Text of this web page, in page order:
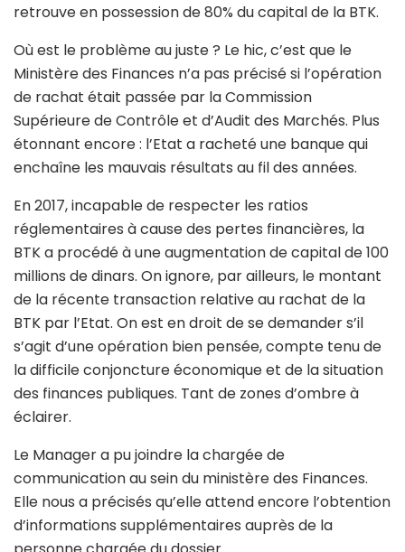
retrouve en possession de 80% du capital de la BTK.
Où est le problème au juste ? Le hic, c’est que le
Ministère des Finances n’a pas précisé si l’opération
de rachat était passée par la Commission
Supérieure de Contrôle et d’Audit des Marchés. Plus
étonnant encore : l’Etat a racheté une banque qui
enchaîne les mauvais résultats au fil des années.
En 2017, incapable de respecter les ratios
réglementaires à cause des pertes financières, la
BTK a procédé à une augmentation de capital de 100
millions de dinars. On ignore, par ailleurs, le montant
de la récente transaction relative au rachat de la
BTK par l’Etat. On est en droit de se demander s’il
s’agit d’une opération bien pensée, compte tenu de
la difficile conjoncture économique et de la situation
des finances publiques. Tant de zones d’ombre à
éclairer.
Le Manager a pu joindre la chargée de
communication au sein du ministère des Finances.
Elle nous a précisés qu’elle attend encore l’obtention
d’informations supplémentaires auprès de la